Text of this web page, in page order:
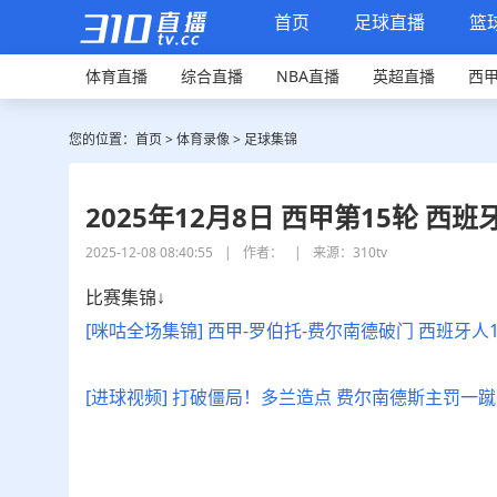
首页 足球直播 篮
体育直播 综合直播 NBA直播 英超直播 西
您的位置： 首页>体育录像> 足球集锦
2025年12月8日 西甲第15轮 西班
2025-12-08 08:40:55 | 作者： | 来源：310tv
比赛集锦↓
[咪咕全场集锦] 西甲-罗伯托-费尔南德破门 西班牙人
[进球视频] 打破僵局！多兰造点 费尔南德斯主罚一